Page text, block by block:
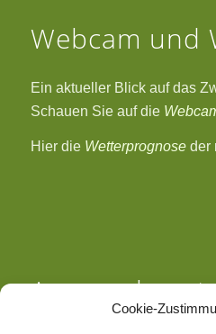
Cookie-
Webcam und
Ein aktueller Blick auf das
Schauen Sie auf die
Hier die Wetterprognoseder